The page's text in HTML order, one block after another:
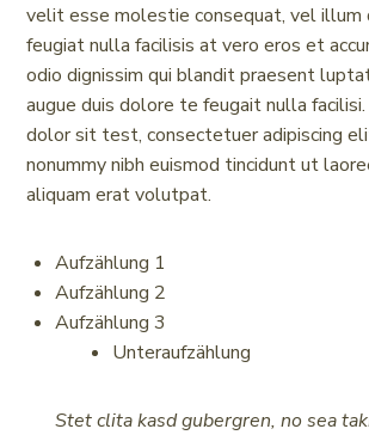
velit esse molestie consequat, vel illum
feugiat nulla facilisis at vero eros et
odio dignissim qui blandit praesent
augue duis dolore te feugait nulla
dolor sit test, consectetuer adipiscing
nonummy nibh euismod tincidunt ut
aliquam erat volutpat.
Aufzählung 1
Aufzählung 2
Aufzählung 3
Unteraufzählung
Stet clita kasd gubergren, no sea